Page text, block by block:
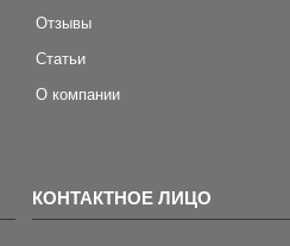
Отзывы
Статьи
О компании